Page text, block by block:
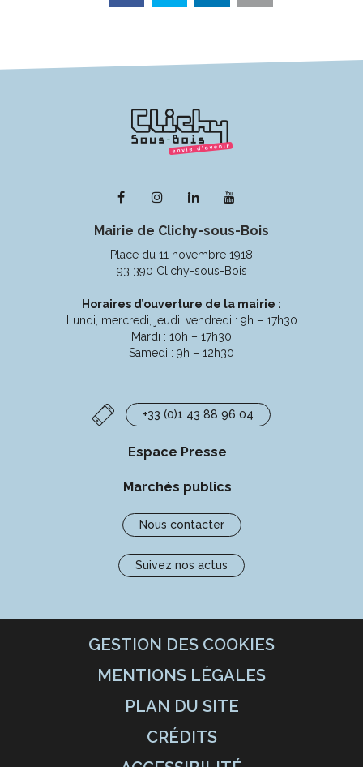
Lien
le
compte
Facebook
Lien
le
compte
Instagram
Lien
le
compte
Linkedin
la
chaîne
Youtube
Mairie de Clichy-sous-Bois
Place du 11 novembre 1918
93 390 Clichy-sous-Bois
Horaires d’ouverture de la mairie :
Lundi, mercredi, jeudi, vendredi : 9h – 17h30
Mardi : 10h – 17h30
Samedi : 9h – 12h30
+33 (0)1 43 88 96 04
Espace Presse
Marchés publics
Nous contacter
Suivez nos actus
GESTION DES COOKIES
MENTIONS LÉGALES
PLAN DU SITE
CRÉDITS